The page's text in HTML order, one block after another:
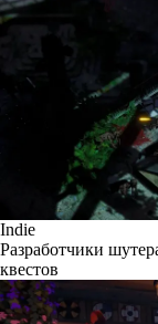
Indie
Разработчики
квестов